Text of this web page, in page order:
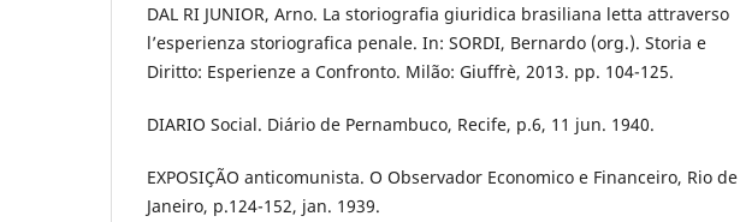
DAL RI JUNIOR, Arno. La storiografia giuridica brasiliana letta attraverso
l’esperienza storiografica penale. In: SORDI, Bernardo (org.). Storia e
Diritto: Esperienze a Confronto. Milão: Giuffrè, 2013. pp. 104-125.
DIARIO Social. Diário de Pernambuco, Recife, p.6, 11 jun. 1940.
EXPOSIÇÃO anticomunista. O Observador Economico e Financeiro, Rio de
Janeiro, p.124-152, jan. 1939.